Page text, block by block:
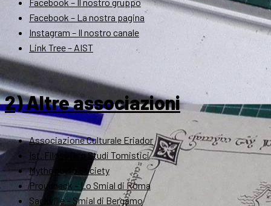
Facebook – La nostra pagina
Instagram – Il nostro canale
Link Tree – AIST
2) Altre associazioni
Associazione Culturale Eriador
Ist. Filosofico Studi Tomistici
Mythopoeic Society
Proudneck – Lo Smial di Roma
Sackville – Smial di Bergamo